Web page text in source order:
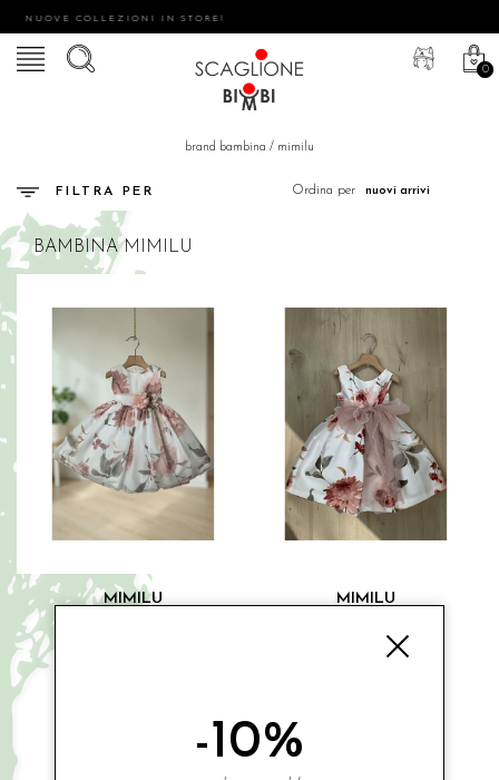
NUOVE COLLEZIONI IN STORE!
0
brand bambina / mimilu
FILTRA PER Ordina per
BAMBINAMIMILU
MIMILU MIMILU
-11%
-10%